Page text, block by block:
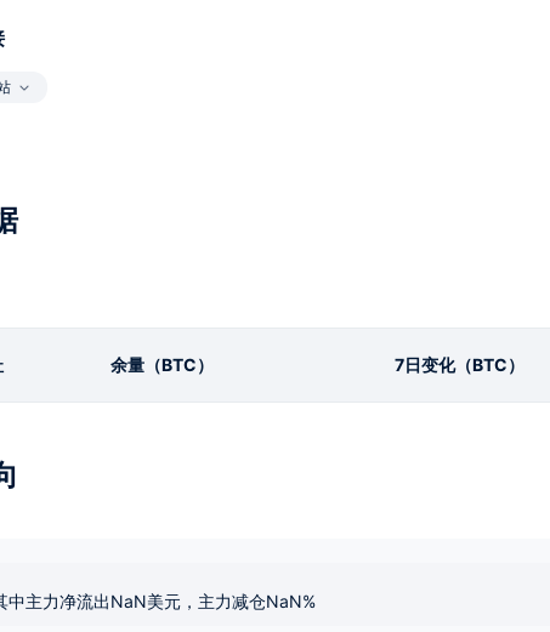
余量（BTC） 7日变化（BTC）
中主力净流出NaN美元，主力减仓NaN%